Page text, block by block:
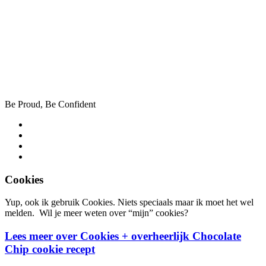
Be Proud, Be Confident
Cookies
Yup, ook ik gebruik Cookies. Niets speciaals maar ik moet het wel
melden. Wil je meer weten over “mijn” cookies?
Lees meer over Cookies + overheerlijk Chocolate
Chip cookie recept